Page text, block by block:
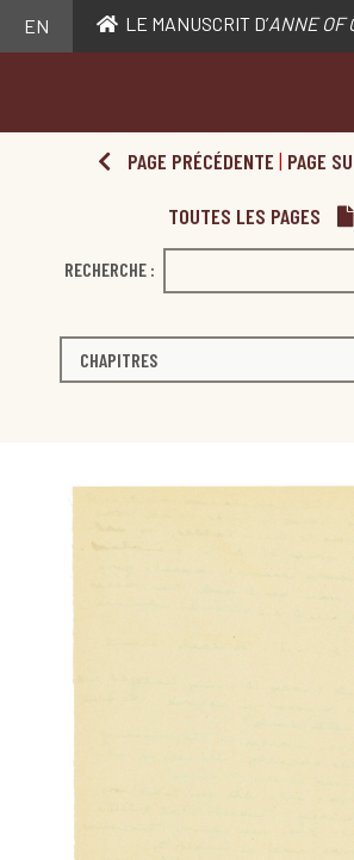
EN LE MANUSCRIT D’ANNE OF
PAGE PRÉCÉDENTE | PAGE
TOUTES LES PAGES
RECHERCHE :
CHAPITRES